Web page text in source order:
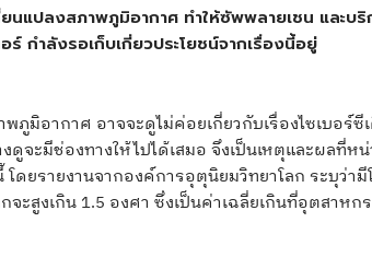
ยนแปลงสภาพภูมิอากาศ ทำให้ซัพพลายเชน และ
กำลังรอเก็บเกี่ยวประโยชน์จากเรื่องนี้อยู่
ภูมิอากาศ อาจจะดูไม่ค่อยเกี่ยวกับเรื่องไซเบอร์ซี
จะมีช่องทางให้ไปได้เสมอ จึงเป็นเหตุและผลที่
ดยรายงานจากองค์การอุตุนิยมวิทยาโลก ระบุว่า
ะสูงเกิน 1.5 องศา ซึ่งเป็นค่าเฉลี่ยเกินที่อุตสาห